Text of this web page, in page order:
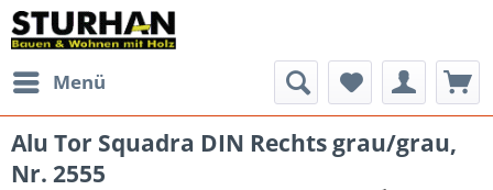
Menü
Alu Tor Squadra DIN Rechts grau/grau,
Nr. 2555